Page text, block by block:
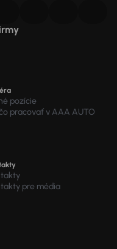
pozície
pracovať v AAA AUTO
pre média